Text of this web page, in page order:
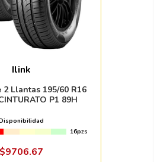
Ilink
2 Llantas 195/60 R16
P1 89H
16pzs
$9706.67